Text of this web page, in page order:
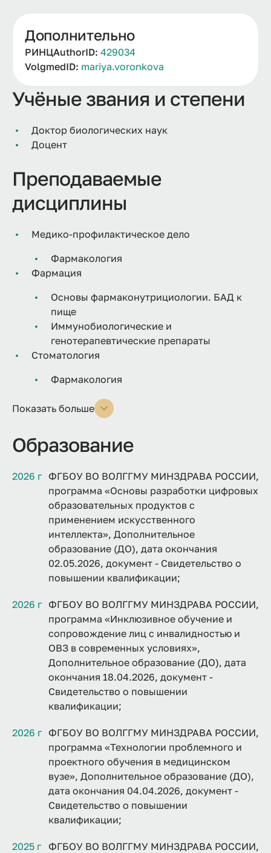
Учёные звания и степени
Доктор биологических наук
Доцент
Преподаваемые
дисциплины
Медико-профилактическое дело
Фармакология
Фармация
Основы фармаконутрициологии. БАД к
пище
Иммунобиологические и
генотерапевтические препараты
Стоматология
Фармакология
Показать больше
Образование
2026 г ФГБОУ ВО ВОЛГГМУ МИНЗДРАВА РОССИИ,
программа «Основы разработки цифровых
образовательных продуктов с
применением искусственного
интеллекта», Дополнительное
образование (ДО), дата окончания
02.05.2026, документ - Свидетельство о
повышении квалификации;
2026 г ФГБОУ ВО ВОЛГГМУ МИНЗДРАВА РОССИИ,
программа «Инклюзивное обучение и
сопровождение лиц с инвалидностью и
ОВЗ в современных условиях»,
Дополнительное образование (ДО), дата
окончания 18.04.2026, документ -
Свидетельство о повышении
квалификации;
2026 г ФГБОУ ВО ВОЛГГМУ МИНЗДРАВА РОССИИ,
программа «Технологии проблемного и
проектного обучения в медицинском
вузе», Дополнительное образование (ДО),
дата окончания 04.04.2026, документ -
Свидетельство о повышении
квалификации;
2025 г
ФГБОУ ВО ВОЛГГМУ МИНЗДРАВА РОССИИ,
Дополнительно
РИНЦAuthorID: 429034
VolgmedID: mariya.voronkova